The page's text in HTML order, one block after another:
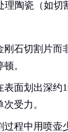
理陶瓷（如切
刚石切割片
。
表面划出深约
受力。
过程中用喷